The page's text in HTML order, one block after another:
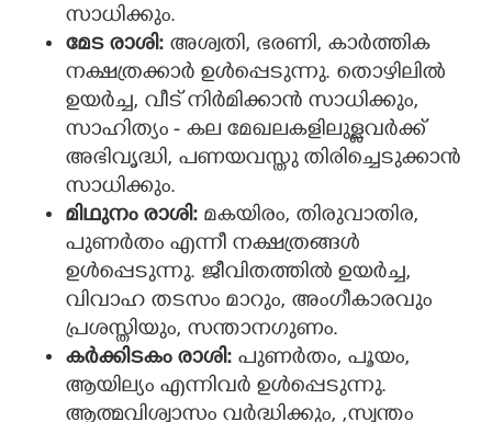
സാധിക്കും.
മേട രാശി: അശ്വതി, ഭരണി, കാ‌ർത്തിക
നക്ഷത്രക്കാർ ഉൾപ്പെടുന്നു. തൊഴിലിൽ
ഉയർച്ച, വീട് നിർമിക്കാൻ സാധിക്കും,
സാഹിത്യം - കല മേഖലകളിലുള്ളവർക്ക്
അഭിവൃദ്ധി, പണയവസ്തു തിരിച്ചെടുക്കാൻ
സാധിക്കും.
മിഥുനം രാശി: മകയിരം, തിരുവാതിര,
പുണർതം എന്നീ നക്ഷത്രങ്ങൾ
ഉൾപ്പെടുന്നു. ജീവിതത്തിൽ ഉയർച്ച,
വിവാഹ തടസം മാറും, അംഗീകാരവും
പ്രശസ്തിയും, സന്താനഗുണം.
കർക്കിടകം രാശി: പുണർതം, പൂയം,
ആയില്യം എന്നിവർ ഉൾപ്പെടുന്നു.
ആത്മവിശ്വാസം വർദ്ധിക്കും, ,സ്വന്തം